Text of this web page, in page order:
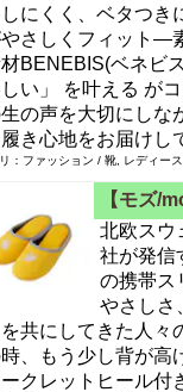
にくく、ベタつき
さしくフィット―
材BENEBIS(ベネビ
しい」 を叶える が
の声を大切にしな
き心地をお届けし
：ファッション / 靴, レディー
【モズ/
北欧スウ
社が発信
の携帯ス
やさしさ
共にしてきた人々
時、もう少し背が高
クレットヒール付